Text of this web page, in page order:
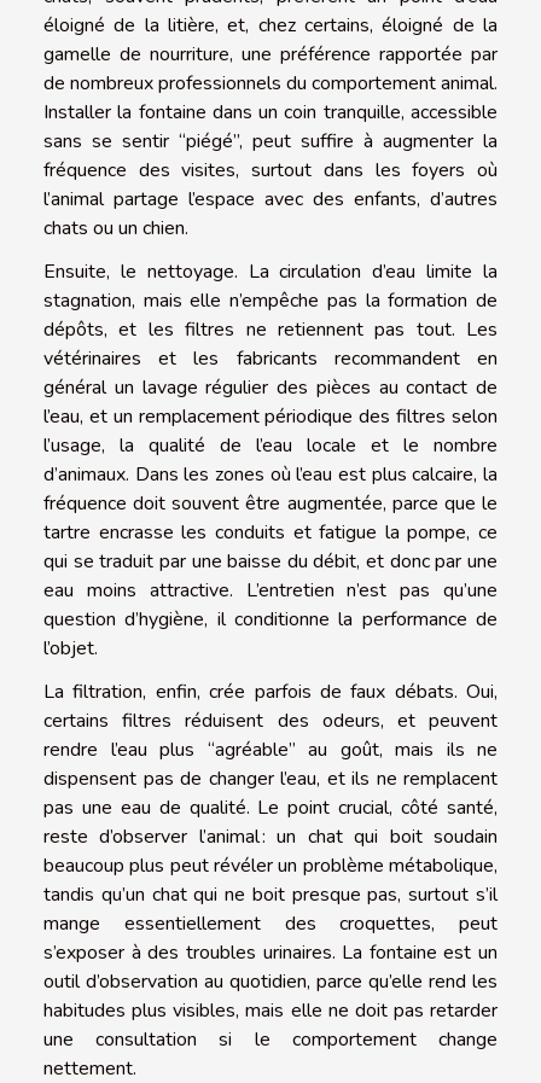
éloigné de la litière, et, chez certains, éloigné de la
gamelle de nourriture, une préférence rapportée par
de nombreux professionnels du comportement animal.
Installer la fontaine dans un coin tranquille, accessible
sans se sentir “piégé”, peut suffire à augmenter la
fréquence des visites, surtout dans les foyers où
l’animal partage l’espace avec des enfants, d’autres
chats ou un chien.
Ensuite, le nettoyage. La circulation d’eau limite la
stagnation, mais elle n’empêche pas la formation de
dépôts, et les filtres ne retiennent pas tout. Les
vétérinaires et les fabricants recommandent en
général un lavage régulier des pièces au contact de
l’eau, et un remplacement périodique des filtres selon
l’usage, la qualité de l’eau locale et le nombre
d’animaux. Dans les zones où l’eau est plus calcaire, la
fréquence doit souvent être augmentée, parce que le
tartre encrasse les conduits et fatigue la pompe, ce
qui se traduit par une baisse du débit, et donc par une
eau moins attractive. L’entretien n’est pas qu’une
question d’hygiène, il conditionne la performance de
l’objet.
La filtration, enfin, crée parfois de faux débats. Oui,
certains filtres réduisent des odeurs, et peuvent
rendre l’eau plus “agréable” au goût, mais ils ne
dispensent pas de changer l’eau, et ils ne remplacent
pas une eau de qualité. Le point crucial, côté santé,
reste d’observer l’animal : un chat qui boit soudain
beaucoup plus peut révéler un problème métabolique,
tandis qu’un chat qui ne boit presque pas, surtout s’il
mange essentiellement des croquettes, peut
s’exposer à des troubles urinaires. La fontaine est un
outil d’observation au quotidien, parce qu’elle rend les
habitudes plus visibles, mais elle ne doit pas retarder
une consultation si le comportement change
nettement.